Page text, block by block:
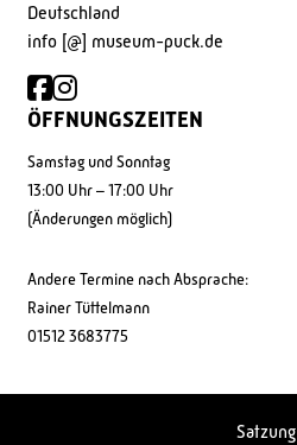
Deutschland
info [@] museum-puck.de
ÖFFNUNGSZEITEN
Samstag und Sonntag
13:00 Uhr – 17:00 Uhr
(Änderungen möglich)
Andere Termine nach Absprache:
Rainer Tüttelmann
01512 3683775
Satzung